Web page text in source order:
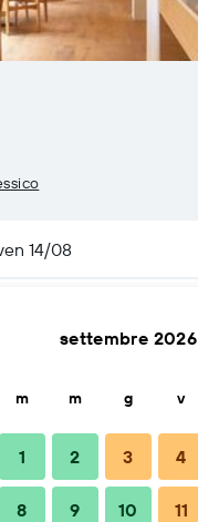
14/08
settembre 2026
m m g v
1 2 3 4
8 9 10 11